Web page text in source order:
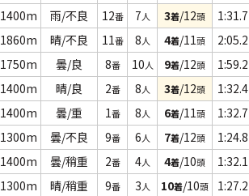
1400m 雨/不良 12番 7人 3着/12頭 1:31.7
1860m 晴/不良 11番 8人 4着/11頭 2:05.2
1750m 曇/良 8番 10人 9着/12頭 1:59.2
1400m 晴/良 2番 8人 3着/12頭 1:32.4
1400m 曇/重 1番 8人 6着/11頭 1:32.7
1300m 曇/不良 9番 6人 7着/12頭 1:24.8
1400m 曇/稍重 2番 4人 4着/10頭 1:32.1
1300m 晴/稍重 9番 3人 10着/10頭 1:27.2